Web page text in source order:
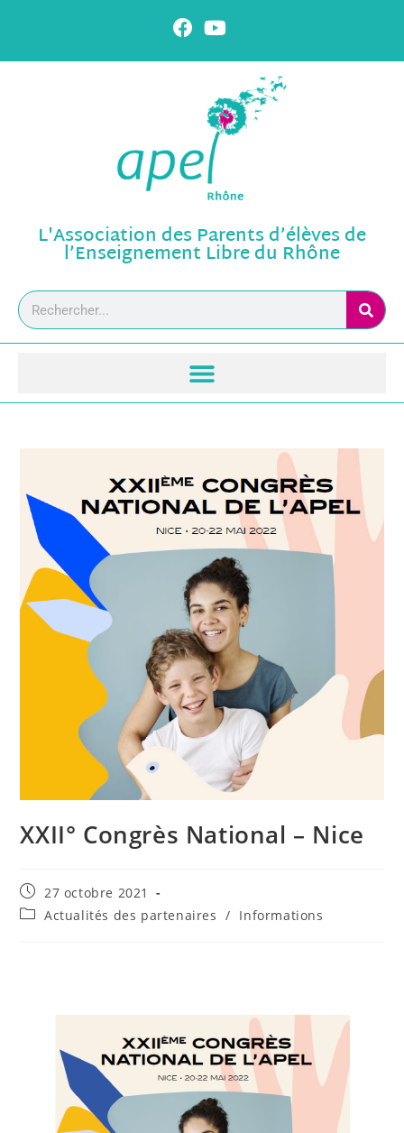
L'Association des Parents d’élèves de
l’Enseignement Libre du Rhône
XXII° Congrès National – Nice
27 octobre 2021
Actualités des partenaires / Informations